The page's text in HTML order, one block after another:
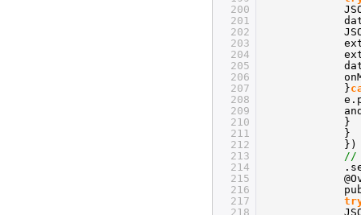
200
201
202
203
204
205
206
207
208
209
210
211
212
213
214
215
216
217
218
}
}
}
})
//